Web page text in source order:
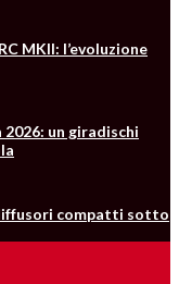
MKII: l’evoluzione
2026: un giradischi
compatti sotto